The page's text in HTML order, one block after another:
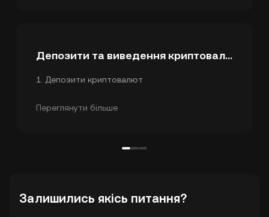
Депозити та виведення криптовалют
1
Депозити криптовалют
3
Внутрішній переказ
Переглянути більше
Залишились якісь питання?